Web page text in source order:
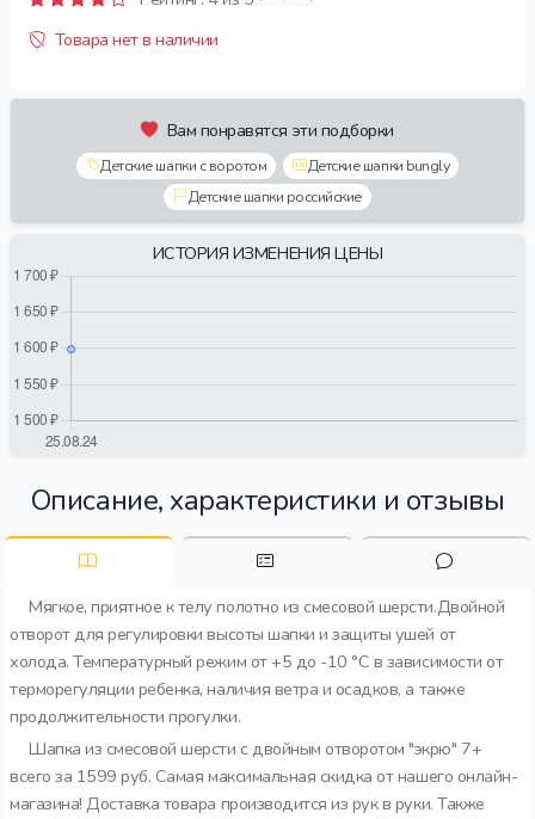
Товара нет в наличии
Вам понравятся эти подборки
Детские шапки с воротом
Детские шапки bungly
Детские шапки российские
ИСТОРИЯ ИЗМЕНЕНИЯ ЦЕНЫ
Описание, характеристики и отзывы
Мягкое, приятное к телу полотно из смесовой шерсти.Двойной
отворот для регулировки высоты шапки и защиты ушей от
холода. Температурный режим от +5 до -10 °C в зависимости от
терморегуляции ребенка, наличия ветра и осадков, а также
продолжительности прогулки.
Шапка из смесовой шерсти с двойным отворотом "экрю" 7+
всего за 1599 руб. Самая максимальная скидка от нашего онлайн-
магазина! Доставка товара производится из рук в руки. Также